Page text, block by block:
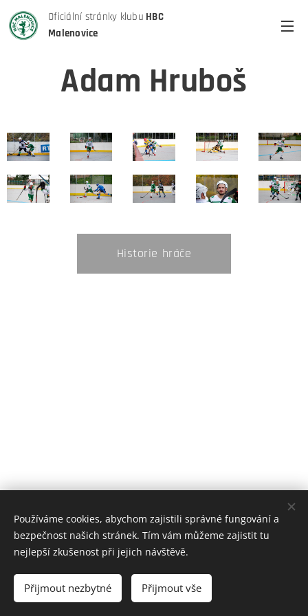
Oficiální stránky klubu HBC
Malenovice
Adam Hruboš
Historie hráče
Všechna práva vyhrazena | HBC Malenovice 2024
Cookies
Používáme cookies, abychom zajistili správné fungování a
bezpečnost našich stránek. Tím vám můžeme zajistit tu
nejlepší zkušenost při jejich návštěvě.
Přijmout nezbytné Přijmout vše